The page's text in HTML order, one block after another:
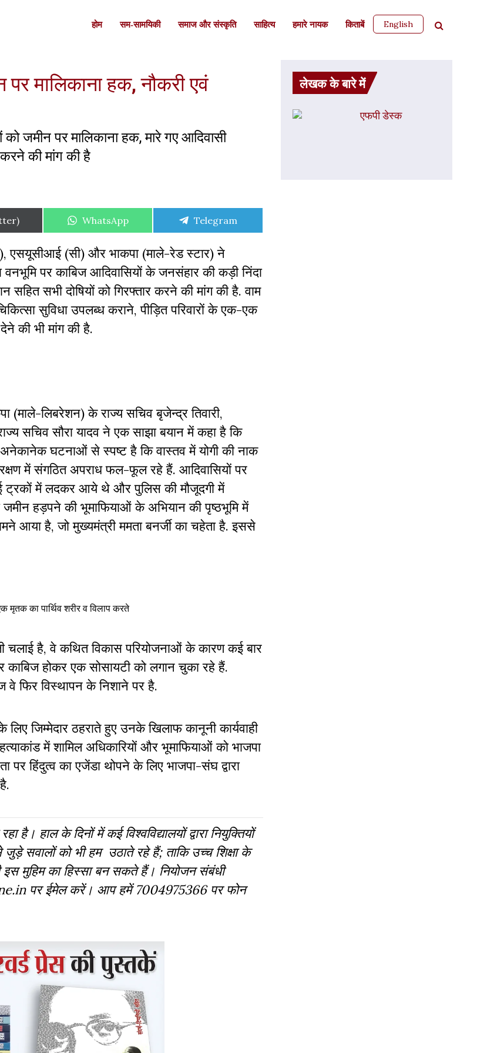
होम सम-सामयिकी समाज और संस्कृति साहित्‍य हमारे नायक किताबें English
पर मालिकाना हक, नौकरी एवं
जमीन पर मालिकाना हक, मारे गए आदिवासी
की मांग की है
Share
WhatsApp
Share
Telegram
एसयूसीआई (सी) और भाकपा (माले-रेड स्टार) ने
वनभूमि पर काबिज आदिवासियों के जनसंहार की कड़ी निंदा
सभी दोषियों को गिरफ्तार करने की मांग की है. वाम
सुविधा उपलब्ध कराने, पीड़ित परिवारों के एक-एक
की भी मांग की है.
(माले-लिबरेशन) के राज्य सचिव बृजेन्द्र तिवारी,
सचिव सौरा यादव ने एक साझा बयान में कहा है कि
घटनाओं से स्पष्ट है कि वास्तव में योगी की नाक
में संगठित अपराध फल-फूल रहे हैं. आदिवासियों पर
ट्रकों में लदकर आये थे और पुलिस की मौजूदगी में
हड़पने की भूमाफियाओं के अभियान की पृष्ठभूमि में
आयाहै, जो मुख्यमंत्री ममता बनर्जी का चहेता है. इससे
मृतक का पार्थिव शरीर व विलाप करते
चलाई है, वे कथित विकास परियोजनाओं के कारण कई बार
काबिज होकर एक सोसायटी को लगान चुका रहे हैं.
वे फिर विस्थापन के निशाने पर है.
जिम्मेदार ठहराते हुए उनके खिलाफ कानूनी कार्यवाही
में शामिल अधिकारियों और भूमाफियाओं को भाजपा
हिंदुत्व का एजेंडा थोपने के लिए भाजपा-संघ द्वारा
हाल के दिनों में कई विश्वविद्यालयों द्वारा नियुक्तियों
जुड़े सवालों को भी हम उठाते रहे हैं; ताकि उच्च शिक्षा के
इस मुहिम का हिस्सा बन सकते हैं। नियोजन संबंधी
पर ईमेल करें। आप हमें 7004975366 पर फोन
लेखक के बारे में
एफपी डेस्‍क